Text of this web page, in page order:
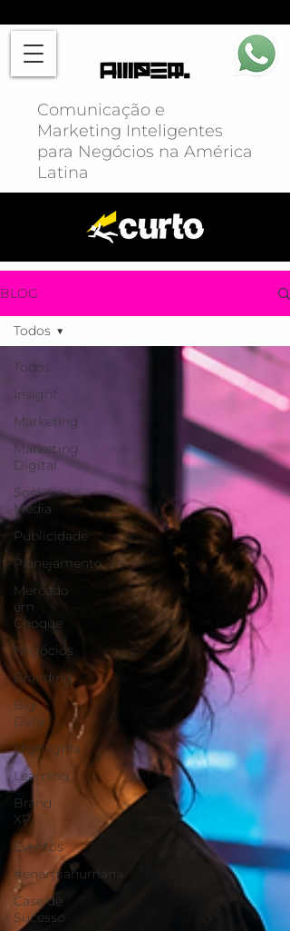
Comunicação e
Marketing Inteligentes
para Negócios na América
Latina
BLOG
Todos
Insight
Marketing
Marketing
Digital
Social
Media
Publicidade
Planejamento
Mercado
em
Choque
Negócios
Branding
Big
Data
Highlights
Learning
Brand
XP
Eventos
#energiahumana
Case de
Sucesso
Todos